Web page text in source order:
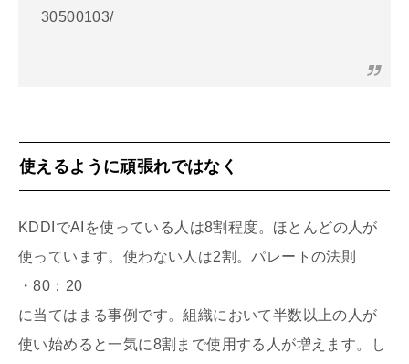
30500103/
使えるように頑張れではなく
KDDIでAIを使っている人は8割程度。ほとんどの人が
使っています。使わない人は2割。パレートの法則
・80：20
に当てはまる事例です。組織において半数以上の人が
使い始めると一気に8割まで使用する人が増えます。し